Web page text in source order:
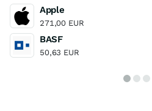
Apple
271,00 EUR
BASF
50,63 EUR